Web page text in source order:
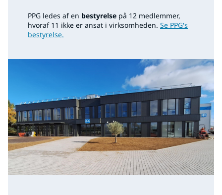
PPG ledes af en bestyrelse på 12 medlemmer,
hvoraf 11 ikke er ansat i virksomheden. Se PPG's
bestyrelse.